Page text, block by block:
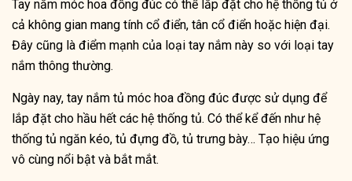
Tay nắm móc hoa đồng đúc có thể lắp đặt cho hệ thống tủ ở
cả không gian mang tính cổ điển, tân cổ điển hoặc hiện đại.
Đây cũng là điểm mạnh của loại tay nắm này so với loại tay
nắm thông thường.
Ngày nay, tay nắm tủ móc hoa đồng đúc được sử dụng để
lắp đặt cho hầu hết các hệ thống tủ. Có thể kể đến như hệ
thống tủ ngăn kéo, tủ đựng đồ, tủ trưng bày… Tạo hiệu ứng
vô cùng nổi bật và bắt mắt.